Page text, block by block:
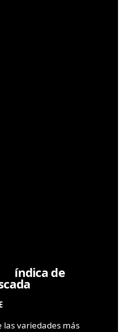
índica de
las variedades más